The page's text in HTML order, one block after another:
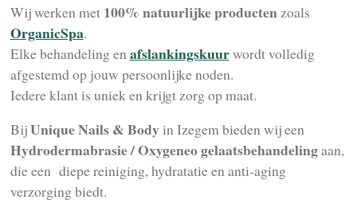
Wij werken met100% natuurlijke producten zoals
OrganicSpa.
Elke behandeling en afslankingskuurwordt volledig
afgestemd op jouw persoonlijke noden.
Iedere klant is uniek en krijgt zorg op maat.
BijUnique Nails & Bodyin Izegem bieden wij een
Hydrodermabrasie / Oxygeneo gelaatsbehandelingaan,
die een diepe reiniging, hydratatie en anti-aging
verzorging biedt.